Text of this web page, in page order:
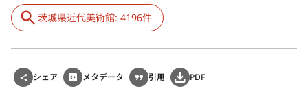
茨城県近代美術館: 4196件
シェア メタデータ 引用 PDF